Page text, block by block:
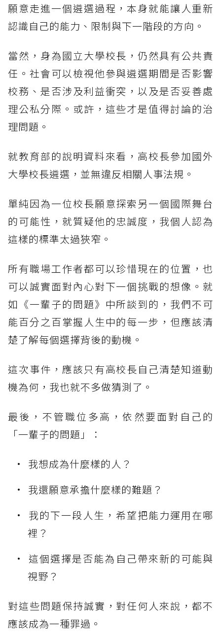
願意走進一個遴選過程，本身就能讓人重新
認識自己的能力、限制與下一階段的方向。
當然，身為國立大學校長，仍然具有公共責
任。社會可以檢視他參與遴選期間是否影響
校務、是否涉及利益衝突，以及是否妥善處
理公私分際。或許，這些才是值得討論的治
理問題。
就教育部的說明資料來看，高校長參加國外
大學校長遴選，並無違反相關人事法規。
單純因為一位校長願意探索另一個國際舞台
的可能性，就質疑他的忠誠度，我個人認為
這樣的標準太過狹窄。
所有職場工作者都可以珍惜現在的位置，也
可以誠實面對內心對下一個挑戰的想像。就
如《一輩子的問題》中所談到的，我們不可
能百分之百掌握人生中的每一步，但應該清
楚了解每個選擇背後的動機。
這次事件，應該只有高校長自己清楚知道動
機為何，我也就不多做猜測了。
最後，不管職位多高，依然要面對自己的
「一輩子的問題」：
我想成為什麼樣的人？
我還願意承擔什麼樣的難題？
我的下一段人生，希望把能力運用在哪
裡？
這個選擇是否能為自己帶來新的可能與
視野？
對這些問題保持誠實，對任何人來說，都不
應該成為一種罪過。